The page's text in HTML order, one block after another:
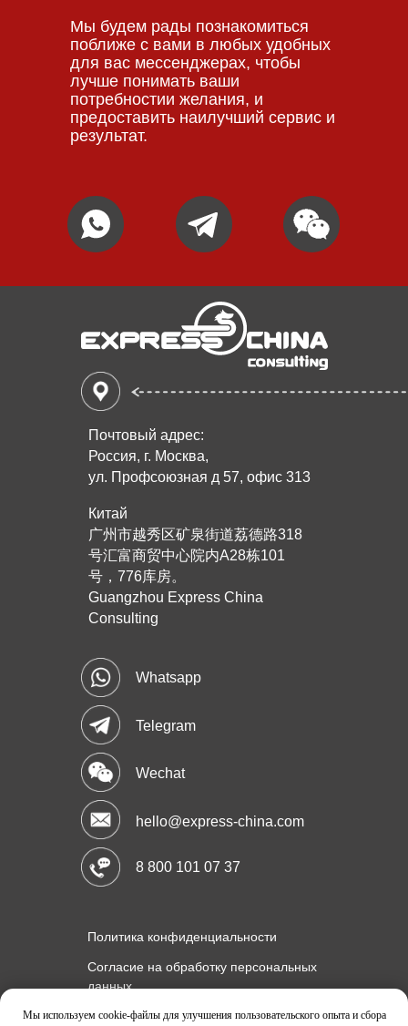
Мы будем рады познакомиться
поближе с вами в любых удобных
для вас мессенджерах, чтобы
лучше понимать ваши
потребностии желания, и
предоставить наилучший сервис и
результат.
Почтовый адрес:
Россия, г. Москва,
ул. Профсоюзная д 57, офис 313
Политика использования cookie-файлов
Согласие на обработку персональных
данных
Политика конфиденциальности
Whatsapp
Telegram
Wechat
hello@express-china.com
8 800 101 07 37
Китай
广州市越秀区矿泉街道荔德路318
号汇富商贸中心院内A28栋101
号，776库房。
Guangzhou Express China
Consulting
Мы используем cookie-файлы для улучшения пользовательского опыта и сбора